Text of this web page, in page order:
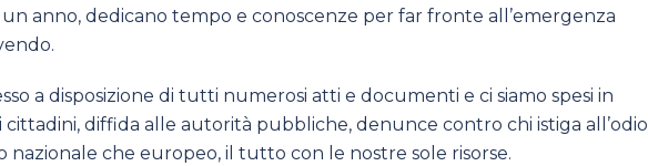
anno, dedicano tempo e conoscenze per far fronte all’emergenza
a disposizione di tutti numerosi atti e documenti e ci siamo spesi in
diffida alle autorità pubbliche, denunce contro chi istiga
nazionale che europeo, il tutto con le nostre sole risorse.